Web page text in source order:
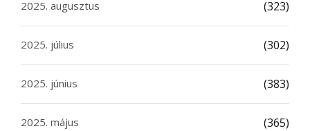
2025. augusztus (323)
2025. július (302)
2025. június (383)
2025. május (365)